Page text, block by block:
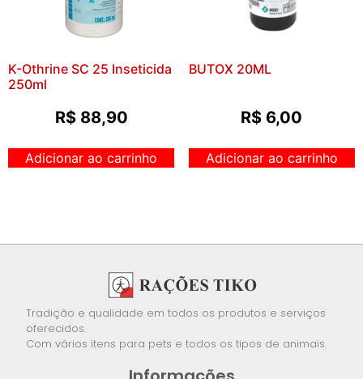
K-Othrine SC 25 Inseticida
250ml
R$88,90
Adicionar ao carrinho
BUTOX 20ML
R$ 6,00
Adicionar ao carrinho
Tradição e qualidade em todos os produtos e serviços
oferecidos.
Com vários itens para pets e todos os tipos de animais.